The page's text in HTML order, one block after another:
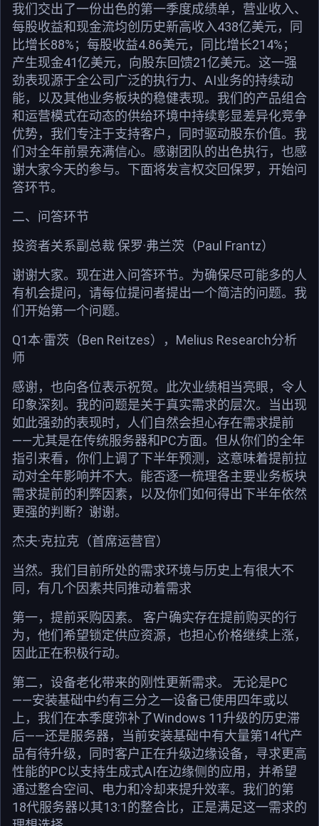
我们交出了一份出色的第一季度成绩单，营业收入、
每股收益和现金流均创历史新高收入438亿美元，同
比增长88%；每股收益4.86美元，同比增长214%；
产生现金41亿美元，向股东回馈21亿美元。这一强
劲表现源于全公司广泛的执行力、AI业务的持续动
能，以及其他业务板块的稳健表现。我们的产品组合
和运营模式在动态的供给环境中持续彰显差异化竞争
优势，我们专注于支持客户，同时驱动股东价值。我
们对全年前景充满信心。感谢团队的出色执行，也感
谢大家今天的参与。下面将发言权交回保罗，开始问
答环节。
二、问答环节
投资者关系副总裁 保罗·弗兰茨（Paul Frantz）
谢谢大家。现在进入问答环节。为确保尽可能多的人
有机会提问，请每位提问者提出一个简洁的问题。我
们开始第一个问题。
Q1本·雷茨（Ben Reitzes），Melius Research分析
师
感谢，也向各位表示祝贺。此次业绩相当亮眼，令人
印象深刻。我的问题是关于真实需求的层次。当出现
如此强劲的表现时，人们自然会担心存在需求提前
——尤其是在传统服务器和PC方面。但从你们的全年
指引来看，你们上调了下半年预测，这意味着提前拉
动对全年影响并不大。能否逐一梳理各主要业务板块
需求提前的利弊因素，以及你们如何得出下半年依然
更强的判断？谢谢。
杰夫·克拉克（首席运营官）
当然。我们目前所处的需求环境与历史上有很大不
同，有几个因素共同推动着需求
第一，提前采购因素。 客户确实存在提前购买的行
为，他们希望锁定供应资源，也担心价格继续上涨，
因此正在积极行动。
第二，设备老化带来的刚性更新需求。 无论是PC
——安装基础中约有三分之一设备已使用四年或以
上，我们在本季度弥补了Windows 11升级的历史滞
后——还是服务器，当前安装基础中有大量第14代产
品有待升级，同时客户正在升级边缘设备，寻求更高
性能的PC以支持生成式AI在边缘侧的应用，并希望
通过整合空间、电力和冷却来提升效率。我们的第
18代服务器以其13:1的整合比，正是满足这一需求的